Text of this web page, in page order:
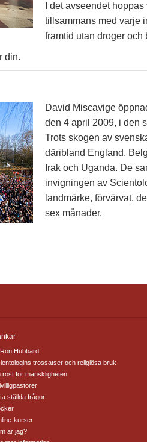
I det avseendet
tillsammans med varje
framtid utan droger och
din.
David Miscavige
den 4 april 2009, i den
Trots skogen av
däribland England,
Irak och Uganda. De
invigningen av
landmärke, förvärvat,
sex månader.
Hubbard
trossatser och religiösa bruk
röst för mänskligheten
ställda frågor
kurser
är jag?